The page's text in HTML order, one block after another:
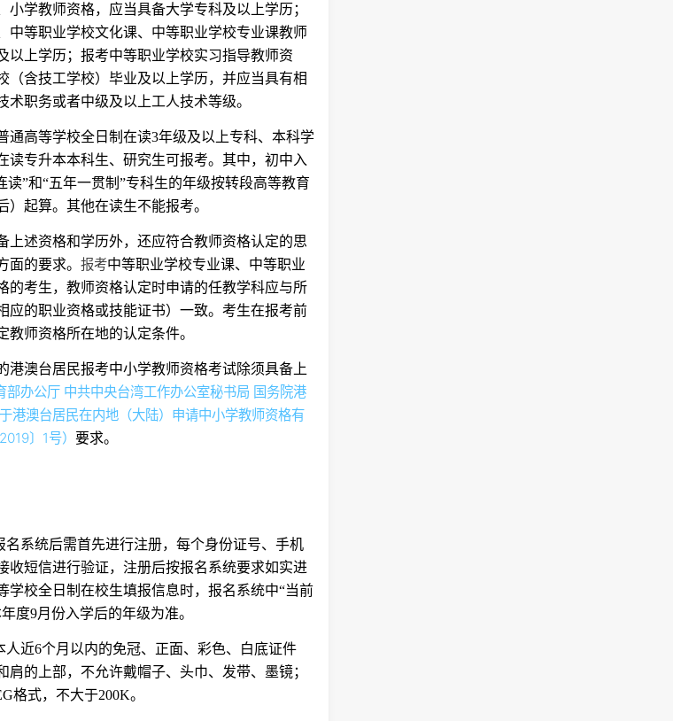
小学教师资格，应当具备大学专科及以上学历；
中等职业学校文化课、中等职业学校专业课教师
以上学历；报考中等职业学校实习指导教师资
（含技工学校）毕业及以上学历，并应当具有相
术职务或者中级及以上工人技术等级。
通高等学校全日制在读3年级及以上专科、本科学
读专升本本科生、研究生可报考。其中，初中入
读”和“五年一贯制”专科生的年级按转段高等教育
）起算。其他在读生不能报考。
上述资格和学历外，还应符合教师资格认定的思
面的要求。报考中等职业学校专业课、中等职业
的考生，教师资格认定时申请的任教学科应与所
应的职业资格或技能证书）一致。考生在报考前
教师资格所在地的认定条件。
港澳台居民报考中小学教师资格考试除须具备上
部办公厅 中共中央台湾工作办公室秘书局 国务院港
港澳台居民在内地（大陆）申请中小学教师资格有
〕1号）要求。
名系统后需首先进行注册，每个身份证号、手机
收短信进行验证，注册后按报名系统要求如实进
学校全日制在校生填报信息时，报名系统中“当前
度9月份入学后的年级为准。
人近6个月以内的免冠、正面、彩色、白底证件
肩的上部，不允许戴帽子、头巾、发带、墨镜；
格式，不大于200K。